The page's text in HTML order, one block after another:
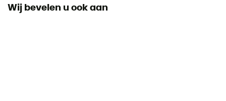
Wij bevelen u ook aan